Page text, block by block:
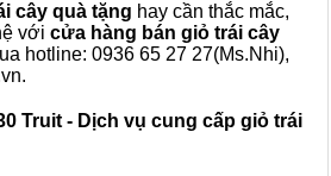
cây quà tặng hay cần thắc mắc,
với cửa hàng bán giỏ trái cây
hotline: 0936 65 27 27(Ms.Nhi),
Truit - Dịch vụ cung cấp giỏ trái